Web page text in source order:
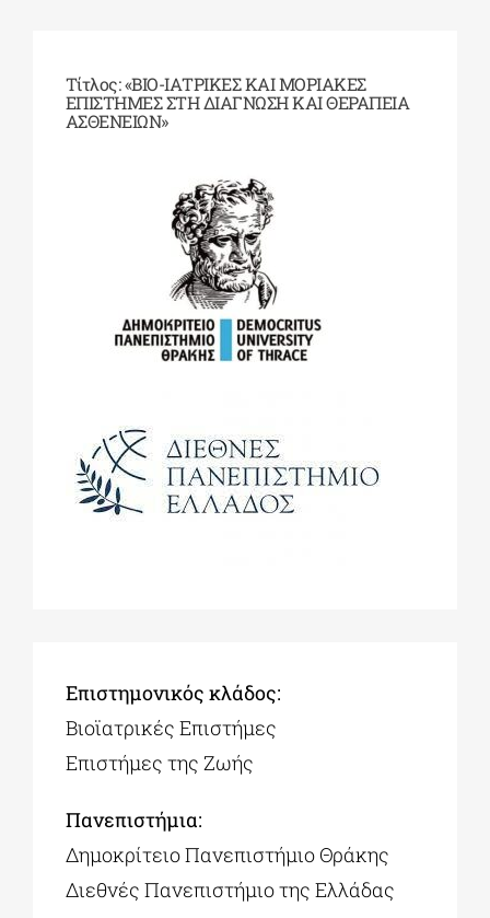
Τίτλος:«ΒΙΟ-ΙΑΤΡΙΚΕΣ ΚΑΙ ΜΟΡΙΑΚΕΣ
ΕΠΙΣΤΗΜΕΣ ΣΤΗ ΔΙΑΓΝΩΣΗ ΚΑΙ ΘΕΡΑΠΕΙΑ
ΑΣΘΕΝΕΙΩΝ»
Επιστημονικός κλάδος:
Βιοϊατρικές Επιστήμες
Επιστήμες της Ζωής
Πανεπιστήμια:
Δημοκρίτειο Πανεπιστήμιο Θράκης
Διεθνές Πανεπιστήμιο της Ελλάδας